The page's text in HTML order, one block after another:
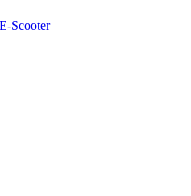
E-Scooter